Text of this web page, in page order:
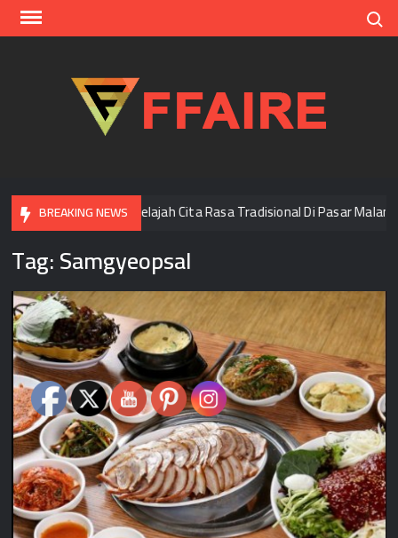
Skip
BREAKING NEWSMenjelajah Cita Rasa Tradisional Di Pasar Malam
Tag:Samgyeopsal